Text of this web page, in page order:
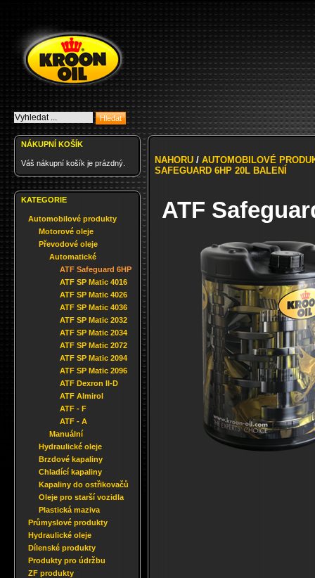
NÁKUPNÍ KOŠÍK
Váš nákupní košík je prázdný.
KATEGORIE
Automobilové produkty
Motorové oleje
Převodové oleje
Automatické
ATF Safeguard 6HP
ATF SP Matic 4016
ATF SP Matic 4026
ATF SP Matic 4036
ATF SP Matic 2032
ATF SP Matic 2034
ATF SP Matic 2072
ATF SP Matic 2094
ATF SP Matic 2096
ATF Dexron II-D
ATF Almirol
ATF - F
ATF - A
Manuální
Hydraulické oleje
Brzdové kapaliny
Chladící kapaliny
Kapaliny do ostřikovačů
Oleje pro starší vozidla
Plastická maziva
Průmyslové produkty
Hydraulické oleje
Dílenské produkty
Produkty pro údržbu
ZF produkty
NAHORU / AUTOMOBILOVÉ
SAFEGUARD 6HP 20L BALENÍ
ATF